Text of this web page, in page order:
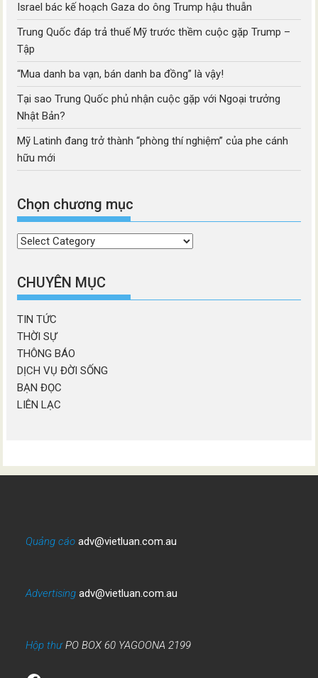
Israel bác kế hoạch Gaza do ông Trump hậu thuẫn
Trung Quốc đáp trả thuế Mỹ trước thềm cuộc gặp Trump –
Tập
“Mua danh ba vạn, bán danh ba đồng” là vậy!
Tại sao Trung Quốc phủ nhận cuộc gặp với Ngoại trưởng
Nhật Bản?
Mỹ Latinh đang trở thành “phòng thí nghiệm” của phe cánh
hữu mới
Chọn chương mục
Chọn
mục
CHUYÊN MỤC
TIN TỨC
THỜI SỰ
THÔNG BÁO
DỊCH VỤ ĐỜI SỐNG
BẠN ĐỌC
LIÊN LẠC
Quảng cáo adv@vietluan.com.au
Advertising adv@vietluan.com.au
Hộp thưPO BOX 60 YAGOONA 2199